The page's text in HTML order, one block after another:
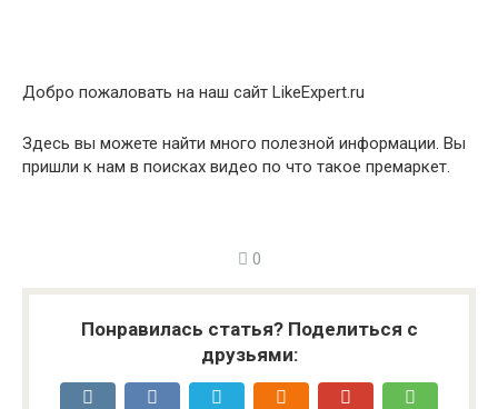
Добро пожаловать на наш сайт LikeExpert.ru
Здесь вы можете найти много полезной информации. Вы
пришли к нам в поисках видео по что такое премаркет.
0
Понравилась статья? Поделиться с
друзьями: